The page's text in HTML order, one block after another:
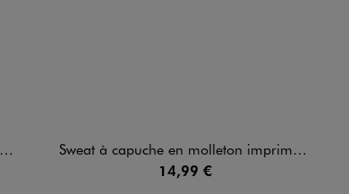
Sweat à capuche en molleton imprimé garçon
14,99 €